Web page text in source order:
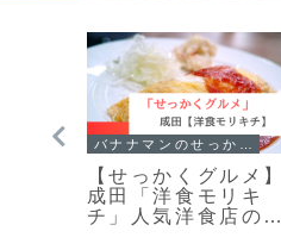
【せっかくグルメ】
成田「洋食モリキ
チ」人気洋食店の豪